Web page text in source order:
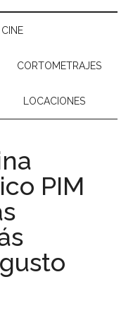
CORTOMETRAJES
LOCACIONES
PIM